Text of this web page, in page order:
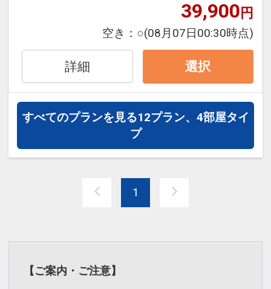
インターネットコース番号：DP-1-
39,900円
空き： ○(08月07日00:30時点)
詳細 選択
すべてのプランを見る12プラン、4部屋タイ
プ
1
【ご案内・ご注意】